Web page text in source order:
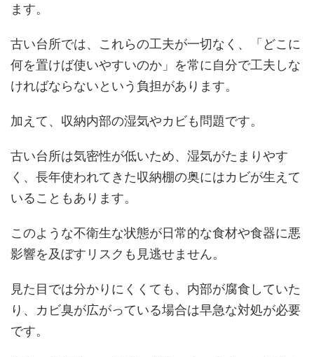
ます。
古い台所では、これらの工夫が一切なく、「どこに
何を置けば使いやすいのか」を常に自分で工夫しな
ければならないという負担があります。
加えて、収納内部の湿気やカビも問題です。
古い台所は気密性が低いため、湿気がたまりやす
く、長年使われてきた収納棚の奥にはカビが生えて
いることもあります。
このような不衛生な状態が日常的な食材や食器に悪
影響を及ぼすリスクも見逃せません。
見た目では分かりにくくても、内部が腐食していた
り、カビ臭が広がっている場合は早急な対処が必要
です。